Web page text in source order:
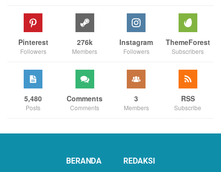
Pinterest
Followers
276k
Members
Instagram
Followers
ThemeForest
Subscribers
5,480
Posts
Comments
Comments
3
Members
RSS
Subscribe
BERANDA REDAKSI